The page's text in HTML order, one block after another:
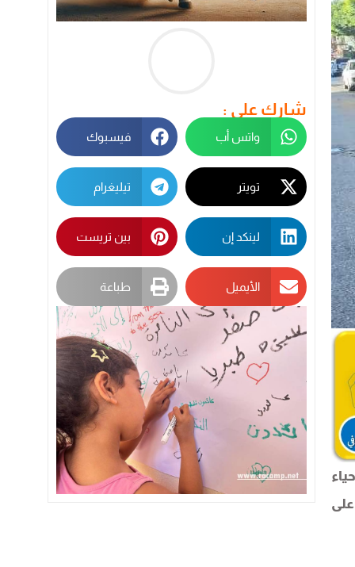
شارك على :
واتس أب فيسبوك
تويتر تيليغرام
لينكد إن بين تريست
الأيميل طباعة